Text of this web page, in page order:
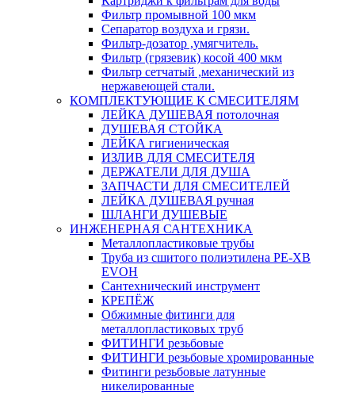
Фильтр промывной 100 мкм
Сепаратор воздуха и грязи.
Фильтр-дозатор ,умягчитель.
Фильтр (грязевик) косой 400 мкм
Фильтр сетчатый ,механический из
нержавеющей стали.
КОМПЛЕКТУЮЩИЕ К СМЕСИТЕЛЯМ
ЛЕЙКА ДУШЕВАЯ потолочная
ДУШЕВАЯ СТОЙКА
ЛЕЙКА гигиеническая
ИЗЛИВ ДЛЯ СМЕСИТЕЛЯ
ДЕРЖАТЕЛИ ДЛЯ ДУША
ЗАПЧАСТИ ДЛЯ СМЕСИТЕЛЕЙ
ЛЕЙКА ДУШЕВАЯ ручная
ШЛАНГИ ДУШЕВЫЕ
ИНЖЕНЕРНАЯ САНТЕХНИКА
Металлопластиковые трубы
Труба из сшитого полиэтилена PE-XB
EVOH
Сантехнический инструмент
КРЕПЁЖ
Обжимные фитинги для
металлопластиковых труб
ФИТИНГИ резьбовые
ФИТИНГИ резьбовые хромированные
Фитинги резьбовые латунные
никелированные